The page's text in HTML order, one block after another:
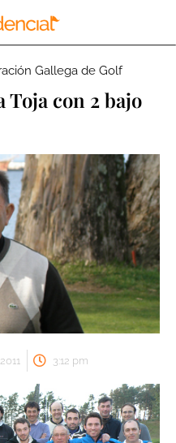
Gallega de Golf
Toja con 2 bajo
3:12 pm